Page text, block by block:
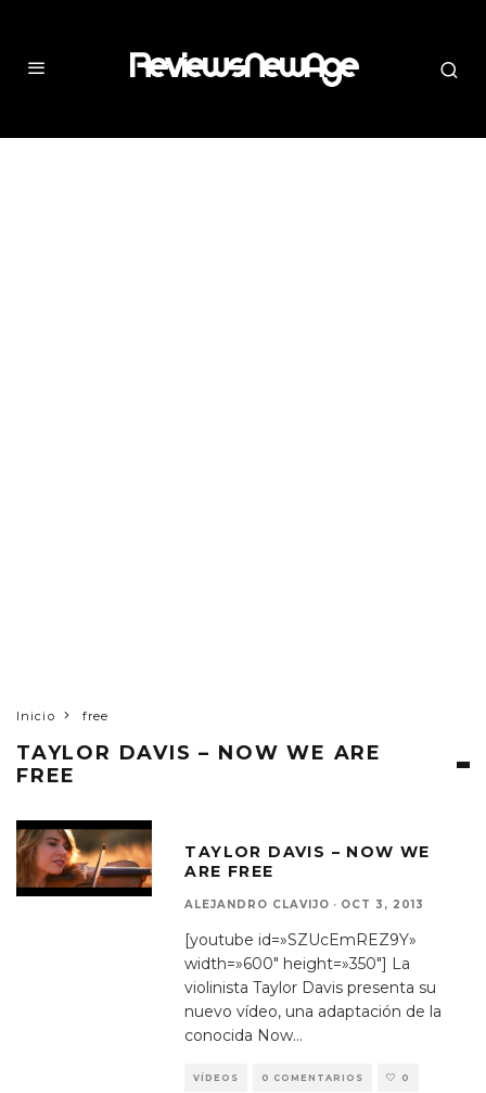
Inicio free
TAYLOR DAVIS – NOW WE ARE
FREE
TAYLOR DAVIS – NOW WE
ARE FREE
ALEJANDRO CLAVIJO · OCT 3, 2013
[youtube id=»SZUcEmREZ9Y»
width=»600″ height=»350″] La
violinista Taylor Davis presenta su
nuevo vídeo, una adaptación de la
conocida Now...
VÍDEOS 0 COMENTARIOS 0